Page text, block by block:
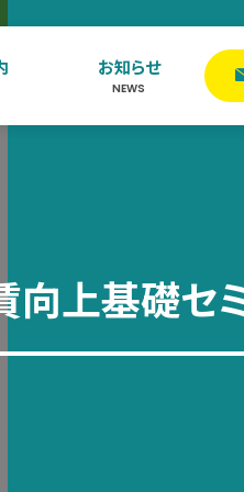
お知らせ
NEWS
向上基礎セ